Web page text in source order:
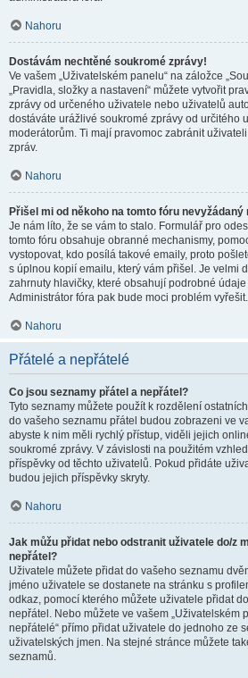
Nahoru
Dostávám nechtěné soukromé zprávy!
Ve vašem „Uživatelském panelu“ na záložce
„Pravidla, složky a nastavení“ můžete vytvořit
zprávy od určeného uživatele nebo uživatelů
dostáváte urážlivé soukromé zprávy od určitého
moderátorům. Ti mají pravomoc zabránit
zpráv.
Nahoru
Přišel mi od někoho na tomto fóru nevyžádaný
Je nám líto, že se vám to stalo. Formulář pro
tomto fóru obsahuje obranné mechanismy,
vystopovat, kdo posílá takové emaily, proto
s úplnou kopií emailu, který vám přišel. Je velmi
zahrnuty hlavičky, které obsahují podrobné
Administrátor fóra pak bude moci problém vyřešit.
Nahoru
Přátelé a nepřátelé
Co jsou seznamy přátel a nepřátel?
Tyto seznamy můžete použít k rozdělení
do vašeho seznamu přátel budou zobrazeni ve
abyste k nim měli rychlý přístup, viděli jejich
soukromé zprávy. V závislosti na použitém
příspěvky od těchto uživatelů. Pokud přidáte
budou jejich příspěvky skryty.
Nahoru
Jak můžu přidat nebo odstranit uživatele do/z
nepřátel?
Uživatele můžete přidat do vašeho seznamu
jméno uživatele se dostanete na stránku s
odkaz, pomocí kterého můžete uživatele přidat
nepřátel. Nebo můžete ve vašem „Uživatelském
nepřátelé“ přímo přidat uživatele do jednoho ze
uživatelských jmen. Na stejné stránce můžete
seznamů.